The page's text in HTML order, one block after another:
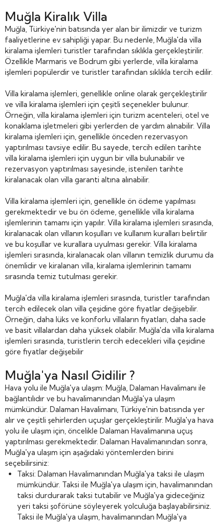
Muğla Kiralık Villa
Muğla, Türkiye'nin batısında yer alan bir ilimizdir ve turizm
faaliyetlerine ev sahipliği yapar. Bu nedenle, Muğla'da villa
kiralama işlemleri turistler tarafından sıklıkla gerçekleştirilir.
Özellikle Marmaris ve Bodrum gibi yerlerde, villa kiralama
işlemleri popülerdir ve turistler tarafından sıklıkla tercih edilir.
Villa kiralama işlemleri, genellikle online olarak gerçekleştirilir
ve villa kiralama işlemleri için çeşitli seçenekler bulunur.
Örneğin, villa kiralama işlemleri için turizm acenteleri, otel ve
konaklama işletmeleri gibi yerlerden de yardım alınabilir. Villa
kiralama işlemleri için, genellikle önceden rezervasyon
yaptırılması tavsiye edilir. Bu sayede, tercih edilen tarihte
villa kiralama işlemleri için uygun bir villa bulunabilir ve
rezervasyon yaptırılması sayesinde, istenilen tarihte
kiralanacak olan villa garanti altına alınabilir.
Villa kiralama işlemleri için, genellikle ön ödeme yapılması
gerekmektedir ve bu ön ödeme, genellikle villa kiralama
işlemlerinin tamamı için yapılır. Villa kiralama işlemleri sırasında,
kiralanacak olan villanın koşulları ve kullanım kuralları belirtilir
ve bu koşullar ve kurallara uyulması gerekir. Villa kiralama
işlemleri sırasında, kiralanacak olan villanın temizlik durumu da
önemlidir ve kiralanan villa, kiralama işlemlerinin tamamı
sırasında temiz tutulması gerekir.
Muğla'da villa kiralama işlemleri sırasında, turistler tarafından
tercih edilecek olan villa çeşidine göre fiyatlar değişebilir.
Örneğin, daha lüks ve konforlu villaların fiyatları, daha sade
ve basit villalardan daha yüksek olabilir. Muğla'da villa kiralama
işlemleri sırasında, turistlerin tercih edecekleri villa çeşidine
göre fiyatlar değişebilir
Muğla'ya Nasıl Gidilir ?
Hava yolu ile Muğla'ya ulaşım: Muğla, Dalaman Havalimanı ile
bağlantılıdır ve bu havalimanından Muğla'ya ulaşım
mümkündür. Dalaman Havalimanı, Türkiye'nin batısında yer
alır ve çeşitli şehirlerden uçuşlar gerçekleştirilir. Muğla'ya hava
yolu ile ulaşım için, öncelikle Dalaman Havalimanına uçuş
yaptırılması gerekmektedir. Dalaman Havalimanından sonra,
Muğla'ya ulaşım için aşağıdaki yöntemlerden birini
seçebilirsiniz:
Taksi: Dalaman Havalimanından Muğla'ya taksi ile ulaşım
mümkündür. Taksi ile Muğla'ya ulaşım için, havalimanından
taksi durdurarak taksi tutabilir ve Muğla'ya gideceğiniz
yeri taksi şoförüne söyleyerek yolculuğa başlayabilirsiniz.
Taksi ile Muğla'ya ulaşım, havalimanından Muğla'ya